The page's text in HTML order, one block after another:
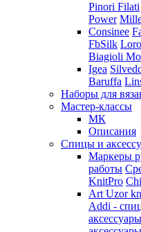
Pinori Filati
Power
Consinee
FbSilk
Biagioli
Igea
Baruffa
Наборы для
Мастер-классы
МК
Описания
Спицы и
Маркеры
работы
KnitPro
Art Uzor
Addi -
аксессуары